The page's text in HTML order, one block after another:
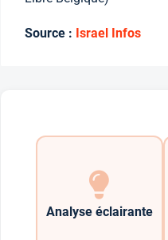
Source : Israel Infos
Analyse éclairante